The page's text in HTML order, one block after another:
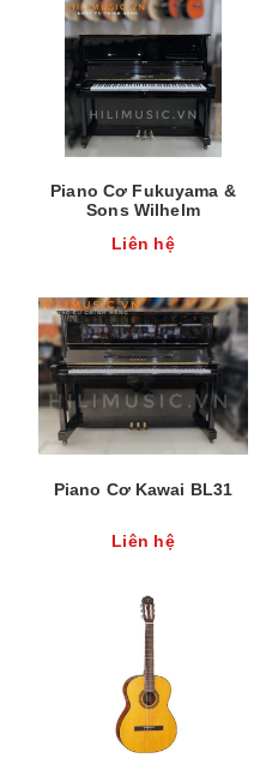
Piano Cơ Fukuyama &
Sons Wilhelm
Liên hệ
Piano Cơ Kawai BL31
Liên hệ